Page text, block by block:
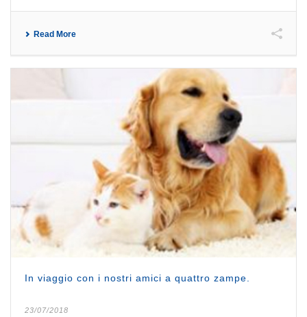
Read More
In viaggio con i nostri amici a quattro zampe.
23/07/2018